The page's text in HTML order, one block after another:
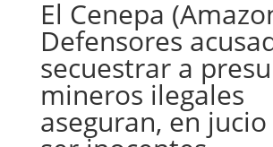
El Cenepa
Defensores
secuestrar a
mineros ilegales
aseguran, en